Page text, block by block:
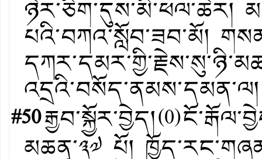
ཉེར་ཅིག་དུས་མི་ཕལ་ཆེར།
པའི་བཀའ་སློབ་ཟབ་མོ།
#50རྒྱབ་སྐྱོར་བྱེད།(0)
མཆན་༣༧ པོ།